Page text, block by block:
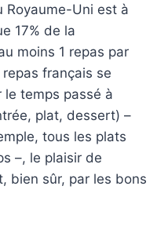
Royaume-Uni est à
17% de la
moins 1 repas par
français se
le temps passé à
plat, dessert) –
tous les plats
–, le plaisir de
bien sûr, par les bons